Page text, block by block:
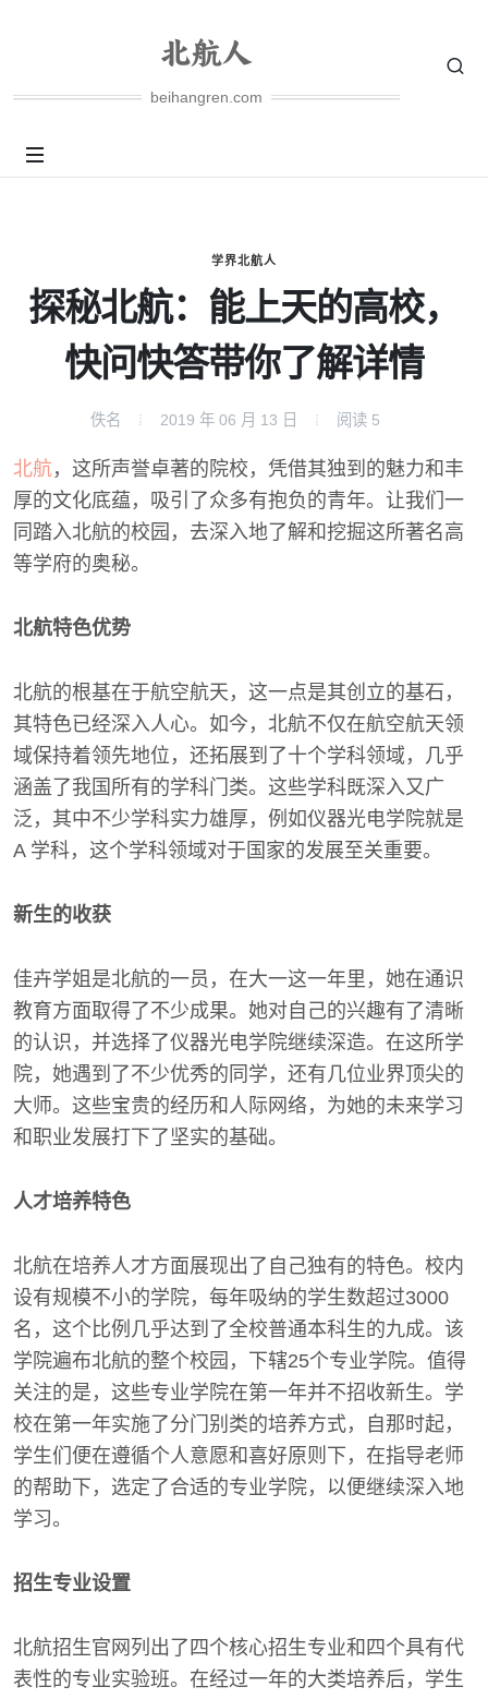
beihangren.com
学界北航人
探秘北航：能上天的高校，
快问快答带你了解详情
佚名 2019 年 06 月 13 日 阅读 5
北航，这所声誉卓著的院校，凭借其独到的魅力和丰
厚的文化底蕴，吸引了众多有抱负的青年。让我们一
同踏入北航的校园，去深入地了解和挖掘这所著名高
等学府的奥秘。
北航特色优势
北航的根基在于航空航天，这一点是其创立的基石，
其特色已经深入人心。如今，北航不仅在航空航天领
域保持着领先地位，还拓展到了十个学科领域，几乎
涵盖了我国所有的学科门类。这些学科既深入又广
泛，其中不少学科实力雄厚，例如仪器光电学院就是
A 学科，这个学科领域对于国家的发展至关重要。
新生的收获
佳卉学姐是北航的一员，在大一这一年里，她在通识
教育方面取得了不少成果。她对自己的兴趣有了清晰
的认识，并选择了仪器光电学院继续深造。在这所学
院，她遇到了不少优秀的同学，还有几位业界顶尖的
大师。这些宝贵的经历和人际网络，为她的未来学习
和职业发展打下了坚实的基础。
人才培养特色
北航在培养人才方面展现出了自己独有的特色。校内
设有规模不小的学院，每年吸纳的学生数超过3000
名，这个比例几乎达到了全校普通本科生的九成。该
学院遍布北航的整个校园，下辖25个专业学院。值得
关注的是，这些专业学院在第一年并不招收新生。学
校在第一年实施了分门别类的培养方式，自那时起，
学生们便在遵循个人意愿和喜好原则下，在指导老师
的帮助下，选定了合适的专业学院，以便继续深入地
学习。
招生专业设置
北航招生官网列出了四个核心招生专业和四个具有代
表性的专业实验班。在经过一年的大类培养后，学生